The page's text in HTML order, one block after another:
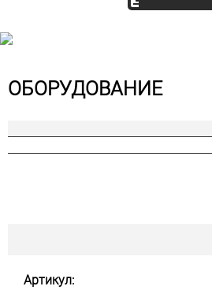
ОБОРУДОВАНИЕ
Артикул: